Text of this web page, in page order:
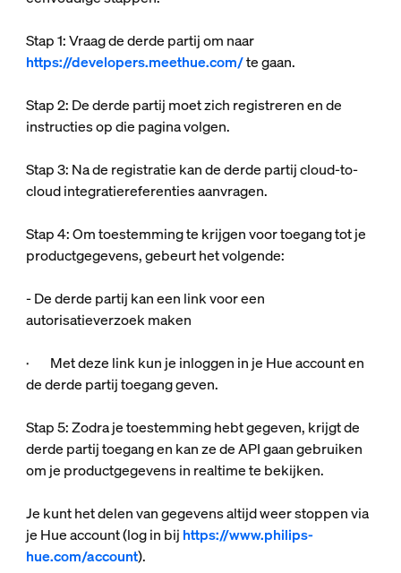
Stap 1: Vraag de derde partij om naar
https://developers.meethue.com/te gaan.
Stap 2: De derde partij moet zich registreren en de
instructies op die pagina volgen.
Stap 3: Na de registratie kan de derde partij cloud-to-
cloud integratiereferenties aanvragen.
Stap 4: Om toestemming te krijgen voor toegang tot je
productgegevens, gebeurt het volgende:
- De derde partij kan een link voor een
autorisatieverzoek maken
· Met deze link kun je inloggen in je Hue account en
de derde partij toegang geven.
Stap 5: Zodra je toestemming hebt gegeven, krijgt de
derde partij toegang en kan ze de API gaan gebruiken
om je productgegevens in realtime te bekijken.
Je kunt het delen van gegevens altijd weer stoppen via
je Hue account (log in bij https://www.philips-
hue.com/account).